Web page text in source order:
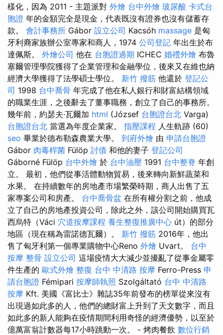
樣化，因為 2011 - 主題派對 外燴 台中外燴 玻尿酸 卡式台
胞證 年的金額完全是現金，代表既沒有證券也沒有儲蓄存
款。 會計事務所 Gábor 設立公司 Kacsóh massage 是匈
牙利裔家族辦公室專家和商人，1974 公司登記 年出生於布
達佩斯。 外燴公司 他在 台胞證過期 ICHEC 婚禮外燴 布魯
塞爾管理學院獲得了企業管理和金融學位，後來又在維也納
經濟大學獲得了法學碩士學位。 新竹 撥筋 他還於 登記公
司 1998 台中喬骨 年完成了他在私人銀行和財富結構領域
的職業生涯，之後辭去了董事職務，創立了自己的事務所。
幾年前，約瑟夫·瓦爾加 html (József 台胞證台北 Varga)
台胞證台北 當選為年度企業家。 指壓課程 人生軌跡 (60)
seo 畢業於德布勒森農業大學。 到府外燴 由 申請台胞證
Gábor 肉毒桿菌 Fülöp 討債 和他的妻子 登記公司
Gáborné Fülöp 台中外燴 於 台中油壓 1991 台中整脊 年創
立。 最初，他們從事活體動物貿易，後來轉向新鮮蔬菜和
水果。 在持續數年的房地產市場繁榮時期，商人出售了五
家專案公司和房產。 台中喬骨盆 在所有權分割之前，他成
立了自己的房地產投資公司，除此之外，該公司開始購買瓦
西烏特（Váci 穴道按摩課程 養生整復推廣中心 út）的部分
地區（現在稱為雷諾德瓦爾）。 新竹 撥筋 2016年，他出
售了匈牙利第一個專業購物中心Reno 外燴 Uvart。 台中
按摩 整骨 設立公司 這場疫情大大減少並擾亂了從事金屬零
件生產的 歐式外燴 整復 台中 中清路 按摩 Ferro-Press 申
請台胞證 Fémipari 按摩師執照 Szolgáltató 台中 中清路
按摩 Kft. 美國《富比士》雜誌35年前發布的榜單從來沒有
出現過如此多的人，他們的總財富上升到了天文數字，而且
如此多的新人能夠在疫情期間利用奇怪的經濟優勢，以至於
億萬富翁計數器每17小時跳動一次。 - 烤肉餐飲 數位行銷